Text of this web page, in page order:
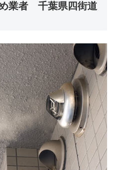
業者 千葉県四街道